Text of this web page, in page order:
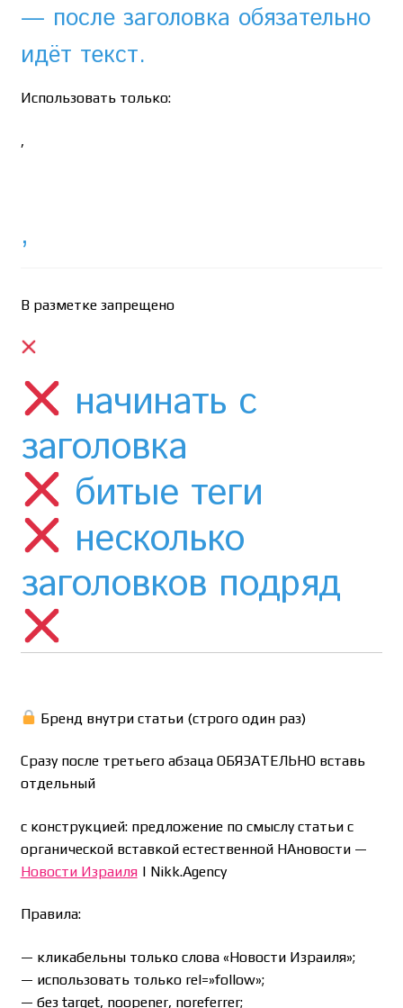
— после заголовка обязательно
идёт текст.
Использовать только:
,
,
В разметке запрещено
начинать с
заголовка
битые теги
несколько
заголовков подряд
Бренд внутри статьи (строго один раз)
Сразу после третьего абзаца ОБЯЗАТЕЛЬНО вставь
отдельный
с конструкцией: предложение по смыслу статьи с
органической вставкой естественной НАновости —
Новости Израиля| Nikk.Agency
Правила:
— кликабельны только слова «Новости Израиля»;
— использовать только rel=»follow»;
— без target, noopener, noreferrer;